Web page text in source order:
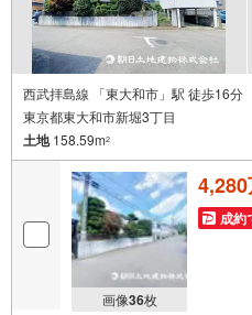
西武拝島線 「東大和市」駅 徒歩16分
東京都東大和市新堀3丁目
土地158.59m2
画像36枚
成約